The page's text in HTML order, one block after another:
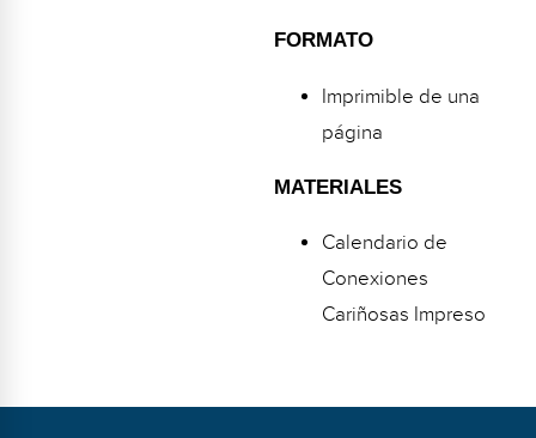
FORMATO
Imprimible de una
página
MATERIALES
Calendario de
Conexiones
Cariñosas Impreso